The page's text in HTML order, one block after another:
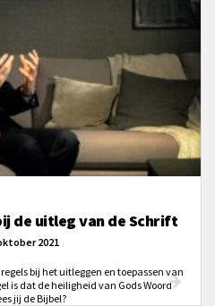
de uitleg van de Schrift
2021
bij het uitleggen en toepassen van
is dat de heiligheid van Gods Woord
jij de Bijbel?